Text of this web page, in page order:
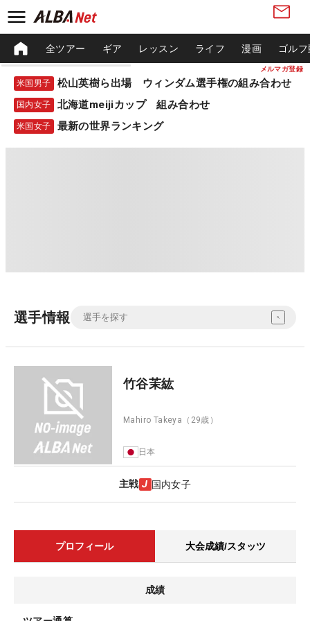
メルマガ登録
全ツアー ギア レッスン ライフ 漫画 ゴル
米国男子 松山英樹ら出場 ウィンダム選手権の組み合わせ
国内女子 北海道meijiカップ 組み合わせ
米国女子 最新の世界ランキング
選手情報
竹谷茉紘
Mahiro Takeya （29歳）
日本
主戦 国内女子
プロフィール 大会成績/スタッツ
成績